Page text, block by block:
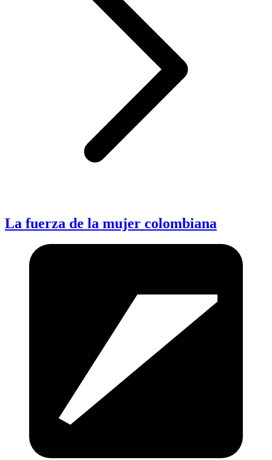
La fuerza de la mujer colombiana